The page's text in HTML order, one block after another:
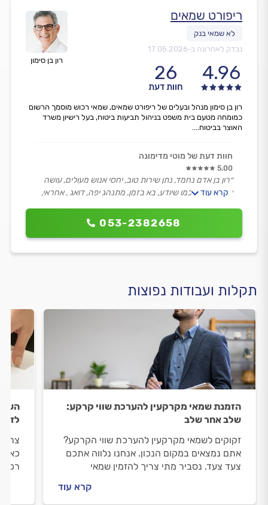
רון בן סימון
ריפורט שמאים
נבדק לאחרונה ב-17.05.2026
4.96
26
חוות דעת
053-2382658
רון בן סימון מנהל ובעלים של ריפורט שמאים, שמאי רכוש מוסמך הרשום
כמומחה מטעם בית משפט בניהול תביעות ביטוח, בעל רישיון משרד
האוצר בביטוח....
חוות דעת של מוטי מדימונה
5.00
״רון בן אדם נחמד, נתן שירות טוב, יחסי אנוש מעולים, עושה
את העבודה כמו שיודע, בא בזמן, מתנהג יפה, דואג , אחראי,
קרא עוד
תקלות ועבודות נפוצות
הזמנת שמאי מקרקעין להערכת שווי קרקע:
שלב אחר שלב
זקוקים לשמאי מקרקעין להערכת שווי הקרקע?
אתם נמצאים במקום הנכון. אנחנו נלווה אתכם
צעד צעד. נסביר מתי צריך להזמין שמאי
קרא עוד
כאן